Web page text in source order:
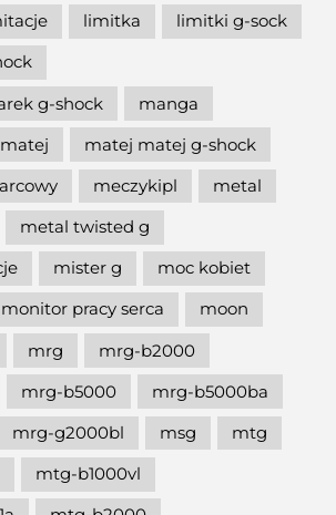
limitka
limitki g-sock
g-shock
manga
matej
matej matej g-shock
meczykipl
metal
metal twisted g
mister g
moc kobiet
monitor pracy serca
moon
mrg
mrg-b2000
mrg-b5000
mrg-b5000ba
mrg-g2000bl msg
mtg
mtg-b1000vl